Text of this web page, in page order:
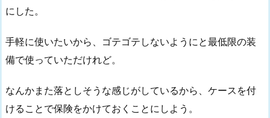
にした。
手軽に使いたいから、ゴテゴテしないようにと最低限の装
備で使っていただけれど。
なんかまた落としそうな感じがしているから、ケースを付
けることで保険をかけておくことにしよう。